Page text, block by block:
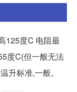
125度C 电阻最
度C(但一般无法
升标准,一般。